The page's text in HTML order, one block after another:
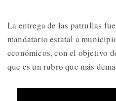
La entrega de las patrullas
mandatario estatal a
económicos, con el objetivo
que es un rubro que más